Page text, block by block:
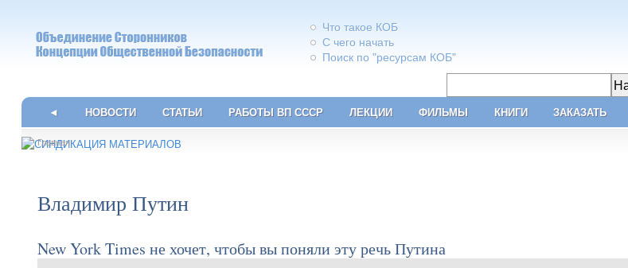
Что такое КОБ
С чего начать
Поиск по "ресурсам КОБ"
◄ НОВОСТИ СТАТЬИ РАБОТЫ ВП СССР ЛЕКЦИИ ФИЛЬМЫ КНИГИ ЗАКАЗАТЬ
Главная
Владимир Путин
New York Times не хочет, чтобы вы поняли эту речь Путина